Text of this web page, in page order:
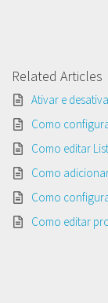
Related Articles
Ativar e
Como
Como editar
Como
Como
Como editar